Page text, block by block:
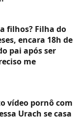
filhos? Filha do
encara 18h de
pai após ser
me
vídeo pornô com
Urach se casa